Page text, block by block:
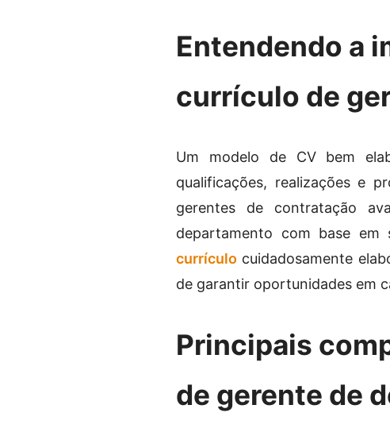
Entendendo a
currículo de
Um modelo de CV bem
qualificações, realizações e
gerentes de contratação
departamento com base em
currículo cuidadosamente
de garantir oportunidades em
Principais
de gerente de